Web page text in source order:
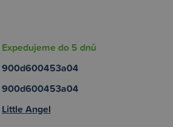
Expedujeme do 5 dnů
900d600453a04
900d600453a04
Little Angel